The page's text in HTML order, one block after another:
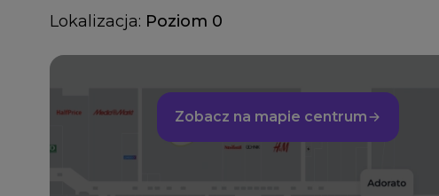
Lokalizacja: Poziom 0
Zobacz na mapie centrum